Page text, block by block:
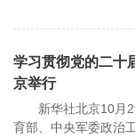
学习贯彻党的二十
京举行
新华社北京10月29
育部、中央军委政治